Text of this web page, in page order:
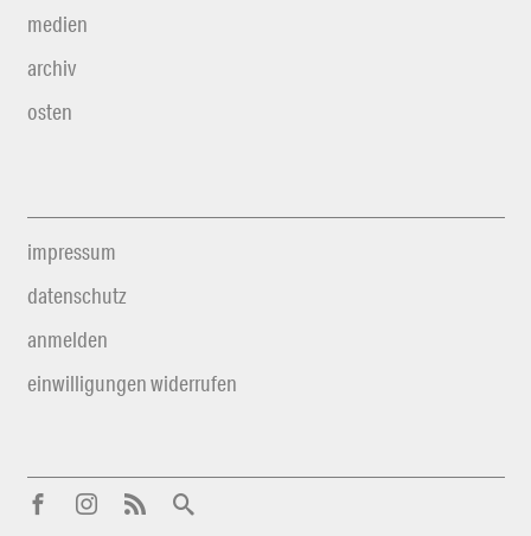
medien
archiv
osten
impressum
datenschutz
anmelden
einwilligungen widerrufen